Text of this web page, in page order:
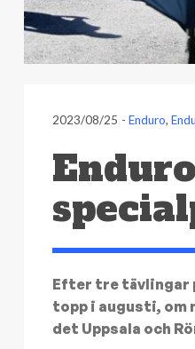
2023/08/25 - Enduro,
Efter tre tävlingar
topp i augusti, om
det Uppsala och